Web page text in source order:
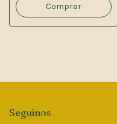
Seguinos